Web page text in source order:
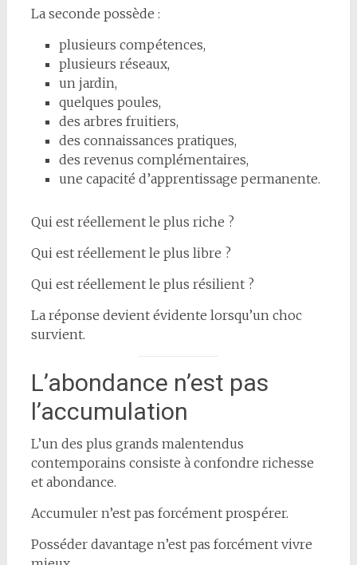
La seconde possède :
plusieurs compétences,
plusieurs réseaux,
un jardin,
quelques poules,
des arbres fruitiers,
des connaissances pratiques,
des revenus complémentaires,
une capacité d’apprentissage permanente.
Qui est réellement le plus riche ?
Qui est réellement le plus libre ?
Qui est réellement le plus résilient ?
La réponse devient évidente lorsqu’un choc
survient.
L’abondance n’est pas
l’accumulation
L’un des plus grands malentendus
contemporains consiste à confondre richesse
et abondance.
Accumuler n’est pas forcément prospérer.
Posséder davantage n’est pas forcément vivre